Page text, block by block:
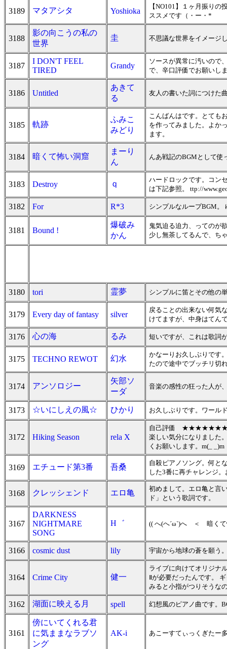
3189 マタアシタ Yoshioka
【NO101】１ヶ月振り
ススメです（・ー・*
3188
影の向こうの私の
世界
圭 不思議な世界をイメージ
3187
I DON'T FEEL
TIRED
Grandy
ソースが異常に汚いので
で、辛口評価でお願いし
3186 Untitled
あきて
る
友人の書いた詞につけた
3185 軌跡
ふみこ
みどり
こんばんはです。とても
を作ってみました。よか
ます。
3184 暗くて怖い洞窟
まーり
ん
んあ戦記のBGMとして使
3183 Destroy ｑ
ハードロックです。コン
は下記参照。 ttp://
3182 For R*3 シンプルなループBGM。
3181 Bound !
爆破み
かん
鬼気迫る迫力、ってのが
少し無茶してるんで、ち
3180 tori 霊夢 シンプルに笛とその他の
3179 Every day of fantasy silver
戻ることの出来ない何気
けてますが、中身はてん
3176 心の海 るみ 短いですが、これは歌詞
3175 TECHNO REWOT 幻水
かなーりお久しぶりです
たので途中でブッチリ切
3174 アンソロジー
矢部ソ
ーダ
音楽の感性の狂った人が
3173 ☆いにしえの風☆ ひかり お久しぶりです。ワール
3172 Hiking Season rela X
自己評価 ★★★★★★★★(8)
楽しい気分になりました
くお願いします。m(_ _)m
3169 エチュード第3番 吾桑
自殺ピアノソング。何と
した3番に再チャレンジ
3168 クレッシェンド エロ亀
初めまして。エロ亀と言
ド」という歌詞です。
3167
DARKNESS
NIGHTMARE
SONG
H゛ (( へ(へ´ω`)へ ＜ 暗くて
3166 cosmic dust lily 宇宙から地球の蒼を願う
3164 Crime City 健一
ライブに向けてオリジナ
Ⅱが必要だったんです。
みると小指がつりそうな
3162 湖面に映える月 spell 幻想風のピアノ曲です。
3161
傍にいてくれる君
に気ままなラブソ
ング
AK-i あこーすてぃっくぎたー